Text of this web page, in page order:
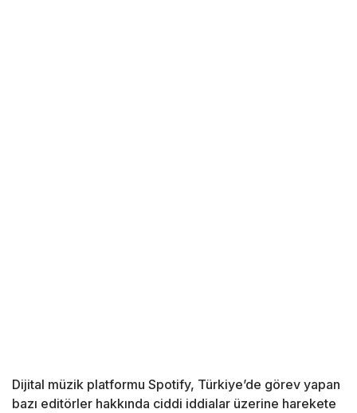
Dijital müzik platformu Spotify, Türkiye’de görev yapan
bazı editörler hakkında ciddi iddialar üzerine harekete